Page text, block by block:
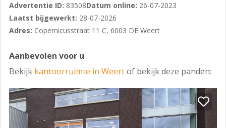
Amsterdam, België en Duitsland.
De zichtlocatie aan deze belangrijke verbindingsas
uw onderneming.
BEREIKBAARHEID.
De bereikbaarheid is uitstekend, zowel per auto als
met openbaar vervoer.
- directe aansluiting op de A2 (Amsterdam-Eindhoven-
Advertentie ID: 83508Datum online: 26-07-2023
Laatst bijgewerkt: 28-07-2026
Adres: Copernicusstraat 11 C, 6003 DE Weert
Aanbevolen voor u
Bekijk kantoorruimte in Weertof bekijk deze panden: